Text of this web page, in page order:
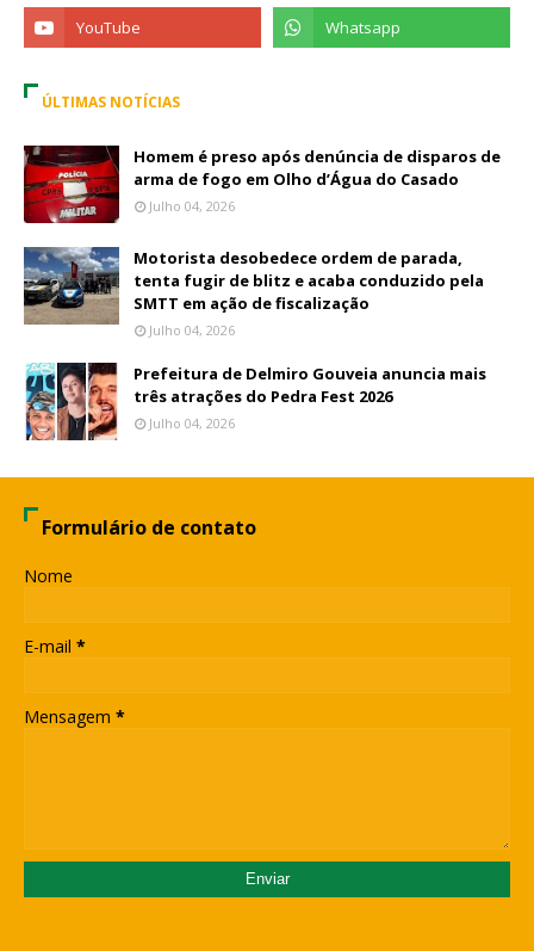
ÚLTIMAS NOTÍCIAS
Homem é preso após denúncia de disparos de
arma de fogo em Olho d’Água do Casado
Julho 04, 2026
Motorista desobedece ordem de parada,
tenta fugir de blitz e acaba conduzido pela
SMTT em ação de fiscalização
Julho 04, 2026
Prefeitura de Delmiro Gouveia anuncia mais
três atrações do Pedra Fest 2026
Julho 04, 2026
Formulário de contato
Nome
E-mail *
Mensagem *